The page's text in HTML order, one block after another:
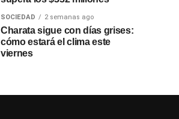
SOCIEDAD 2 semanas ago
Charata sigue con días grises:
cómo estará el clima este
viernes